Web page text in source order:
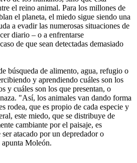
el reino animal. Para los millones de
el planeta, el miedo sigue siendo una
a evadir las numerosas situaciones de
diario – o a enfrentarse
de que sean detectadas demasiado
búsqueda de alimento, agua, refugio o
y aprendiendo cuáles son los
y cuáles son los que presentan, o
"Así, los animales van dando forma
rodea, que es propio de cada especie y
este miedo, que se distribuye de
cambiante por el paisaje, es
atacado por un depredador o
Moleón.